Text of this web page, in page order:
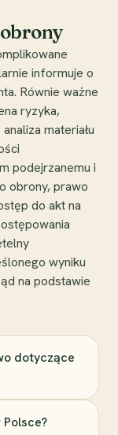
informuje o
Równie ważne
ryzyka,
materiału
podejrzanemu i
obrony, prawo
do akt na
wyniku
na podstawie
dotyczące